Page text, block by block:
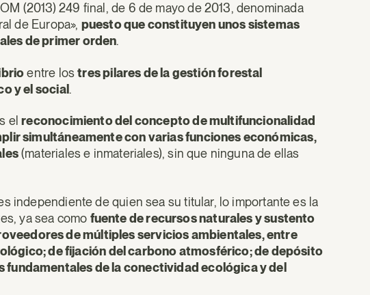
(2013) 249 final, de 6 de mayo de 2013, denominada
de Europa», puesto que constituyen unos sistemas
de primer orden.
entre lostres pilares de la gestión forestal
y el social.
elreconocimiento del concepto de multifuncionalidad
simultáneamente con varias funciones económicas,
(materiales e inmateriales), sin que ninguna de ellas
independiente de quien sea su titular, lo importante es la
ya sea como fuente de recursos naturales y sustento
de múltiples servicios ambientales, entre
de fijación del carbono atmosférico; de depósito
de la conectividad ecológica y del